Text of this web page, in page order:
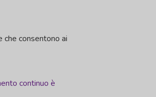
che consentono ai
continuo è